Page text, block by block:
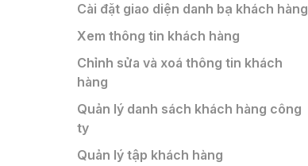
Cài đặt giao diện danh bạ khách hàng
Xem thông tin khách hàng
Chỉnh sửa và xoá thông tin khách
hàng
Quản lý danh sách khách hàng công
ty
Quản lý tập khách hàng